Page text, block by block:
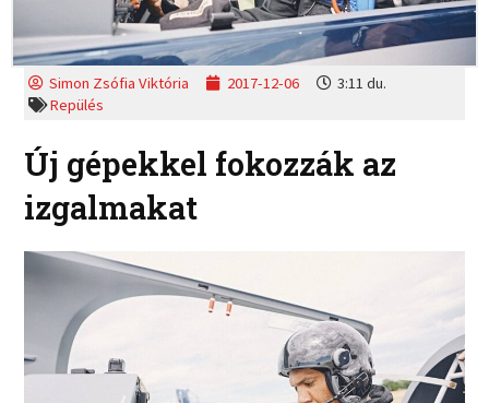
Simon Zsófia Viktória 2017-12-06
3:11 du.
Repülés
Új gépekkel fokozzák az
izgalmakat